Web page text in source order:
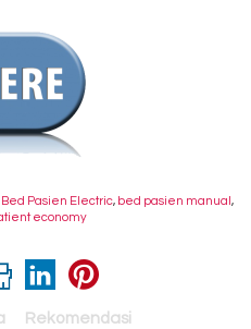
Bed Pasien Electric, bed pasien manual ,
economy
Rekomendasi